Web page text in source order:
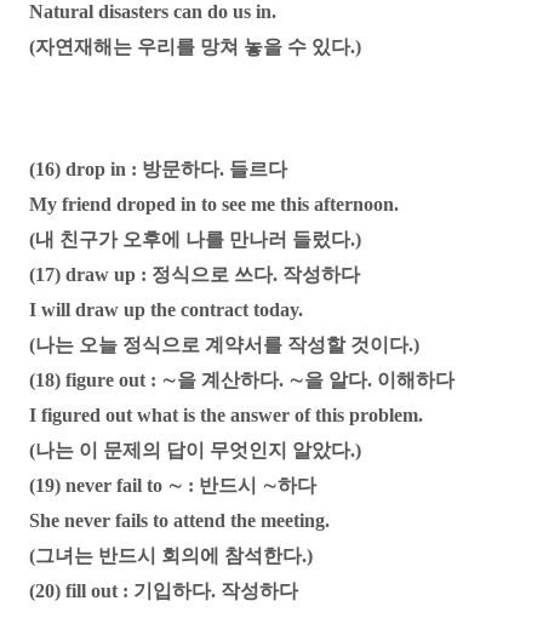
Natural disasters can do us in.
(자연재해는 우리를 망쳐 놓을 수 있다.)
(16) drop in : 방문하다. 들르다
My friend droped in to see me this afternoon.
(내 친구가 오후에 나를 만나러 들렀다.)
(17) draw up : 정식으로 쓰다. 작성하다
I will draw up the contract today.
(나는 오늘 정식으로 계약서를 작성할 것이다.)
(18) figure out : ∼을 계산하다. ∼을 알다. 이해하다
I figured out what is the answer of this problem.
(나는 이 문제의 답이 무엇인지 알았다.)
(19) never fail to ∼ : 반드시 ∼하다
She never fails to attend the meeting.
(그녀는 반드시 회의에 참석한다.)
(20) fill out : 기입하다. 작성하다